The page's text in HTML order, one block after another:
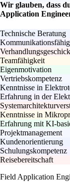
Wir glauben, dass
Application
Technische Beratung
Verhandlungsgeschick
Teamfähigkeit
Eigenmotivation
Vertriebskompetenz
Kenntnisse in
Erfahrung in der
Kenntnisse in
Erfahrung mit KI-
Projektmanagement
Kundenorientierung
Schulungskompetenz
Reisebereitschaft
Field Application